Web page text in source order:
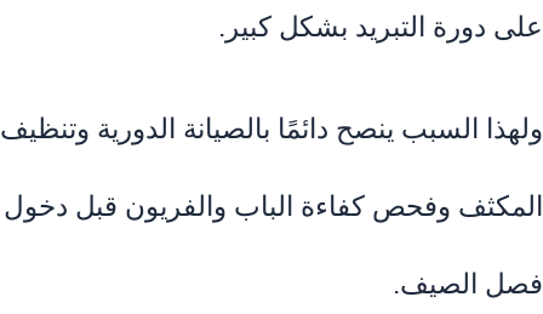
على دورة التبريد بشكل كبير.
ولهذا السبب ينصح دائمًا بالصيانة الدورية وتنظيف
المكثف وفحص كفاءة الباب والفريون قبل دخول
فصل الصيف.